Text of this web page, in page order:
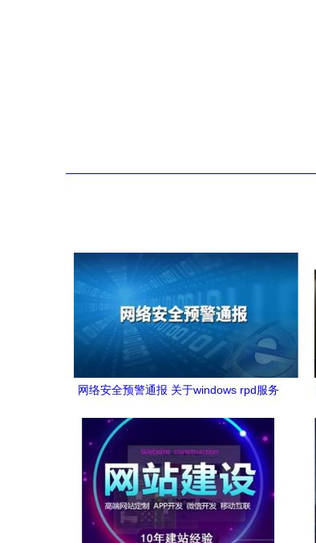
网络安全预警通报 关于windows rpd服务